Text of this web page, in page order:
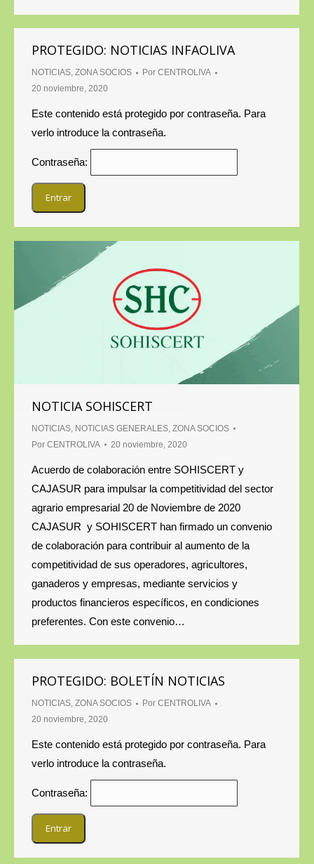
PROTEGIDO: NOTICIAS INFAOLIVA
NOTICIAS, ZONA SOCIOS Por CENTROLIVA
20 noviembre, 2020
Este contenido está protegido por contraseña. Para
verlo introduce la contraseña.
Contraseña:
NOTICIA SOHISCERT
NOTICIAS NOTICIAS GENERALES ZONA SOCIOS
Por CENTROLIVA 20 noviembre, 2020
Acuerdo de colaboración entre SOHISCERT y
CAJASUR para impulsar la competitividad del sector
agrario empresarial 20 de Noviembre de 2020
CAJASUR y SOHISCERT han firmado un convenio
de colaboración para contribuir al aumento de la
competitividad de sus operadores, agricultores,
ganaderos y empresas, mediante servicios y
productos financieros específicos, en condiciones
preferentes. Con este convenio…
PROTEGIDO: BOLETÍN NOTICIAS
NOTICIAS, ZONA SOCIOS Por CENTROLIVA
20 noviembre, 2020
Este contenido está protegido por contraseña. Para
verlo introduce la contraseña.
Contraseña: